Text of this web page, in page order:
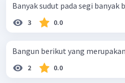
Banyak sudut pada segi banyak
3 0.0
Bangun berikut yang
2 0.0